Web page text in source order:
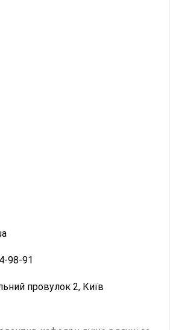
98-91
провулок 2, Київ